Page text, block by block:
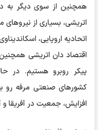
همچنین از سوی دیگر
اتریشی، بسیاری از
اتحادیه اروپایی،
اقتصاد دان اتریشی
پیکر روبرو هستیم. در
کشورهای صنعتی مرفه
افزایش، جمعیت در آفریقا